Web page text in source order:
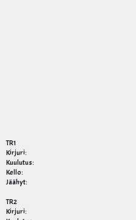
TR1
Kirjuri:
Kuulutus:
Kello:
Jäähyt:
TR2
Kirjuri: